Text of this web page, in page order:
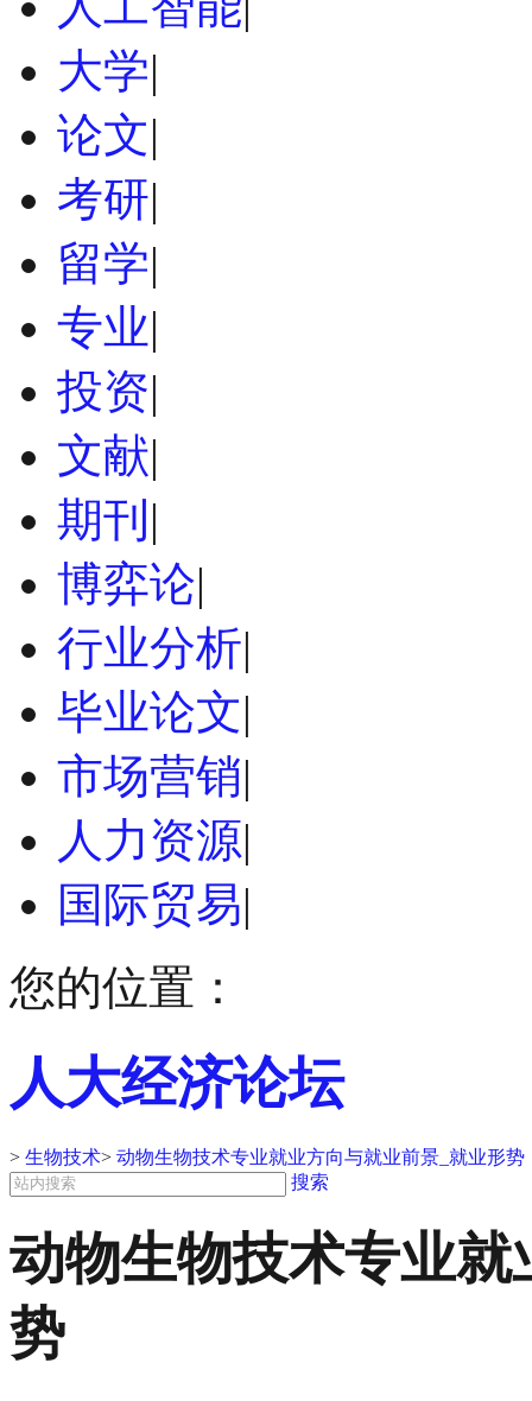
大学|
论文|
考研|
留学|
专业|
投资|
文献|
期刊 |
博弈论|
行业分析|
毕业论文|
市场营销|
人力资源|
国际贸易|
您的位置：
人大经济论坛
> 生物技术> 动物生物技术专业就业方向与就业前景_就业形势
搜索
动物生物技术专业
势